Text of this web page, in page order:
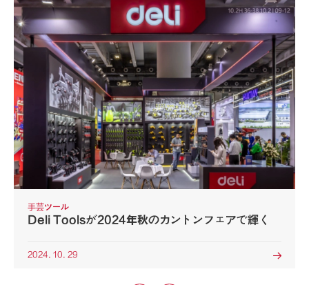
手芸ツール
Deli Toolsが2024年秋のカントンフェアで輝く
2024. 10. 29 